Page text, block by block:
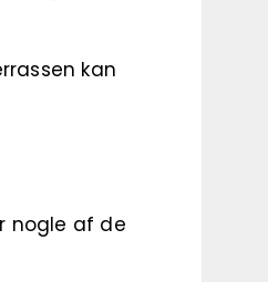
kan
nogle af de